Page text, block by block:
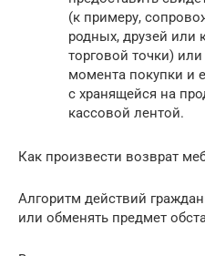
(к примеру,
родных, друзей или
торговой точки)
момента покупки и
с хранящейся на
кассовой лентой.
Как произвести возврат
Алгоритм действий
или обменять предмет